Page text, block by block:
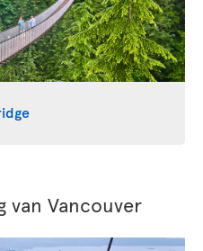
van Vancouver